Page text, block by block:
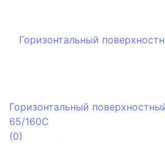
Горизонтальный
65/160C
(0)